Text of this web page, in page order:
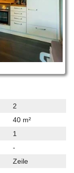
2
40 m²
1
-
Zeile